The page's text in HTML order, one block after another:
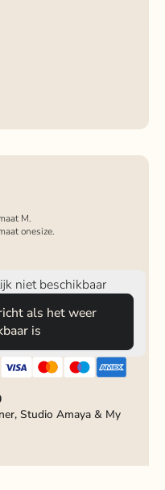
M.
onesize.
niet beschikbaar
als het weer
is
Studio Amaya & My